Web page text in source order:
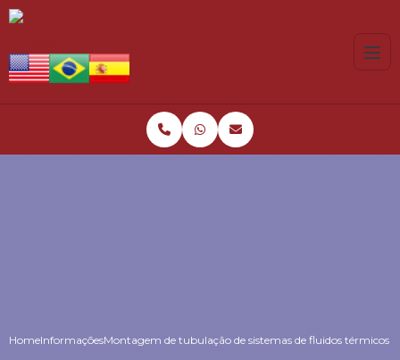
HomeInformaçõesMontagem de tubulação de sistemas de fluidos térmicos